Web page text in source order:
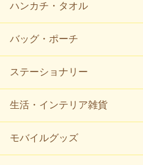
ハンカチ・タオル
バッグ・ポーチ
ステーショナリー
生活・インテリア雑貨
モバイルグッズ